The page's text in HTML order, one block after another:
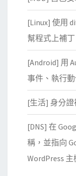
[Linux] 使用
幫程式上補丁
[Android] 用
事件、執行
[生活] 身分證
[DNS] 在
稱，並指向
WordPress 主